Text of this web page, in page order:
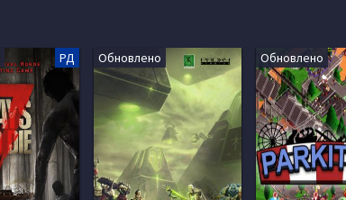
РД Обновлено Обновлено